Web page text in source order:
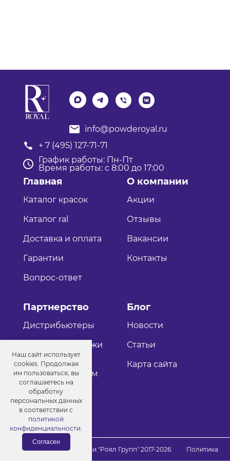
info@powderoyal.ru
+ 7 (495) 127-71-71
График работы: Пн-Пт
Время работы: с 8:00 до 17:00
Главная
Каталог красок
Каталог ral
Доставка и оплата
Гарантии
Вопрос-ответ
О компании
Акции
Отзывы
Вакансии
Контакты
Партнерство
Дистрибьютеры
Оптовые продажи
Как стать
дистрибьютером
Блог
Новости
Статьи
Карта сайта
© Порошковые краски "Роял Групп" 2017-2026
Политика
конфиденциальности
Наш сайт использует
cookies. Продолжая
им пользоваться, вы
соглашаетесь на
обработку
персональных данных
в соответствии с
политикой
конфиденциальности.
Согласен